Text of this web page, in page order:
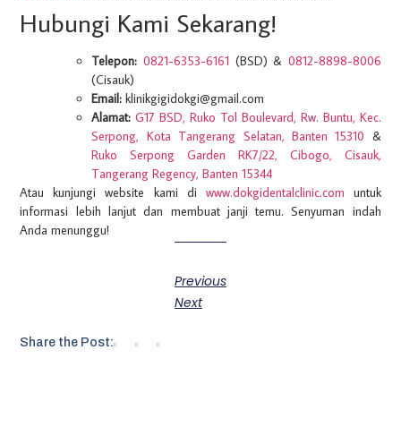
Hubungi Kami Sekarang!
Telepon: 0821-6353-6161 (BSD) & 0812-8898-8006
(Cisauk)
Email: klinikgigidokgi@gmail.com
Alamat: G17 BSD, Ruko Tol Boulevard, Rw. Buntu, Kec.
Serpong, Kota Tangerang Selatan, Banten 15310 &
Ruko Serpong Garden RK7/22, Cibogo, Cisauk,
Tangerang Regency, Banten 15344
Atau kunjungi website kami di www.dokgidentalclinic.com untuk
informasi lebih lanjut dan membuat janji temu. Senyuman indah
Anda menunggu!
Previous
Next
Share the Post: